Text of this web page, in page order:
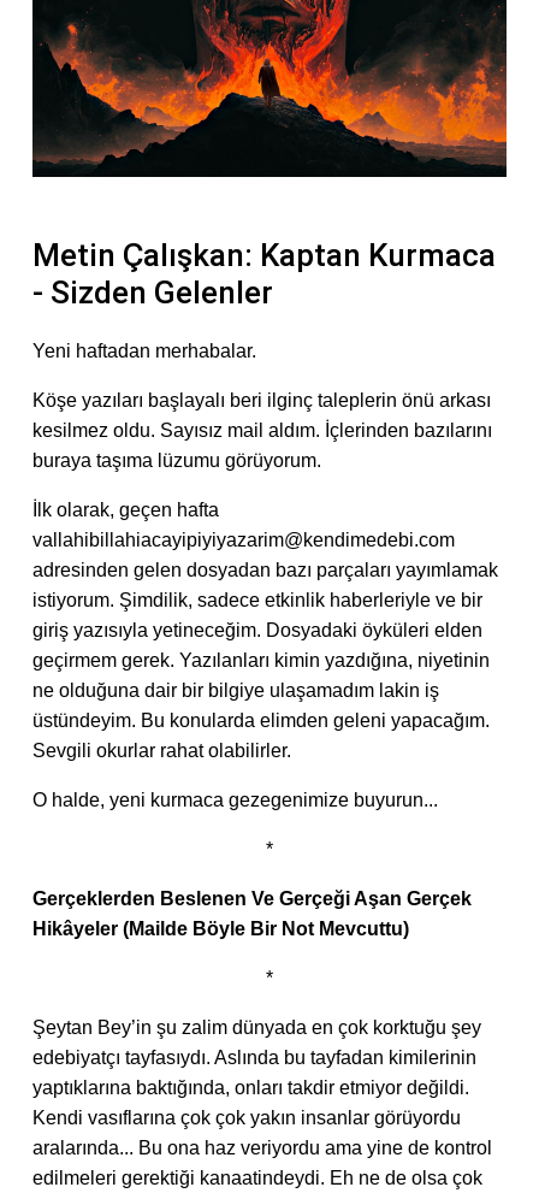
Metin Çalışkan: Kaptan Kurmaca
- Sizden Gelenler
Yeni haftadan merhabalar.
Köşe yazıları başlayalı beri ilginç taleplerin önü arkası
kesilmez oldu. Sayısız mail aldım. İçlerinden bazılarını
buraya taşıma lüzumu görüyorum.
İlk olarak, geçen hafta
vallahibillahiacayipiyiyazarim@kendimedebi.com
adresinden gelen dosyadan bazı parçaları yayımlamak
istiyorum. Şimdilik, sadece etkinlik haberleriyle ve bir
giriş yazısıyla yetineceğim. Dosyadaki öyküleri elden
geçirmem gerek. Yazılanları kimin yazdığına, niyetinin
ne olduğuna dair bir bilgiye ulaşamadım lakin iş
üstündeyim. Bu konularda elimden geleni yapacağım.
Sevgili okurlar rahat olabilirler.
O halde, yeni kurmaca gezegenimize buyurun...
*
Gerçeklerden Beslenen Ve Gerçeği Aşan Gerçek
Hikâyeler (Mailde Böyle Bir Not Mevcuttu)
*
Şeytan Bey’in şu zalim dünyada en çok korktuğu şey
edebiyatçı tayfasıydı. Aslında bu tayfadan kimilerinin
yaptıklarına baktığında, onları takdir etmiyor değildi.
Kendi vasıflarına çok çok yakın insanlar görüyordu
aralarında... Bu ona haz veriyordu ama yine de kontrol
edilmeleri gerektiği kanaatindeydi. Eh ne de olsa çok